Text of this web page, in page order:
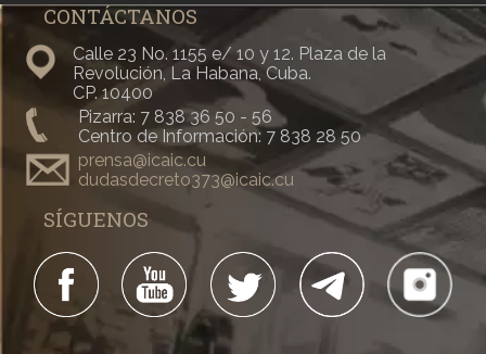
CONTÁCTANOS
Calle 23 No. 1155 e/ 10 y 12. Plaza de la
Revolución, La Habana, Cuba.
CP. 10400
Pizarra: 7 838 36 50 - 56
Centro de Información: 7 838 28 50
prensa@icaic.cu
dudasdecreto373@icaic.cu
SÍGUENOS